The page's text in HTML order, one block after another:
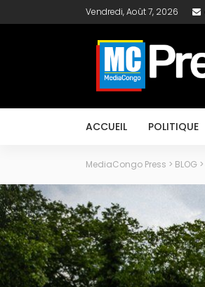
Vendredi, Août 7, 2026
ACCUEIL POLITIQUE
MediaCongo Press > BLOG >